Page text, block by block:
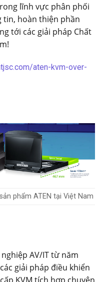
lĩnh vực phân phối
tin, hoàn thiện phần
tới các giải pháp Chất
aten-kvm-over-
phẩm ATEN tại Việt Nam
AV/IT từ năm
giải pháp điều khiển